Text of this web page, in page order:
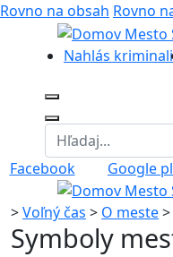
Rovno na obsah Rovno
Nahlás
Facebook Google
>Voľný čas > O meste>
Symboly